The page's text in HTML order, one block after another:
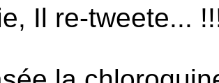
Il re-tweete...